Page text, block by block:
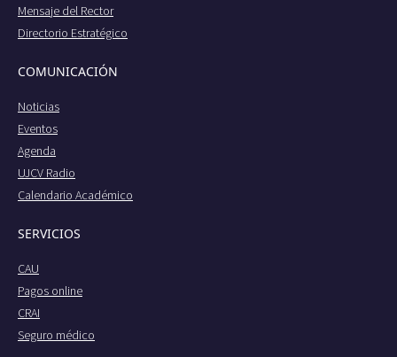
Mensaje del Rector
Directorio Estratégico
COMUNICACIÓN
Noticias
Eventos
Agenda
UJCV Radio
Calendario Académico
SERVICIOS
CAU
Pagos online
CRAI
Seguro médico